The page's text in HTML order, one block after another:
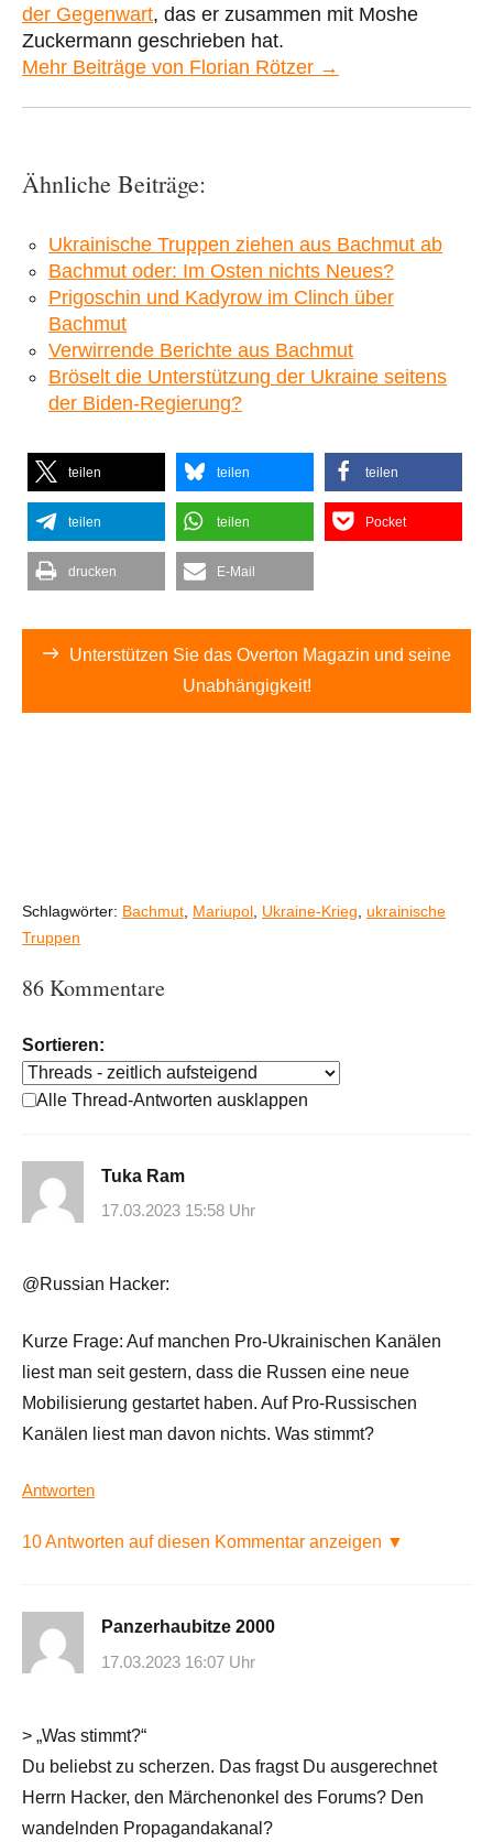
der Gegenwart, das er zusammen mit Moshe
Zuckermann geschrieben hat.
Mehr Beiträge von Florian Rötzer →
Ähnliche Beiträge:
Ukrainische Truppen ziehen aus Bachmut ab
Bachmut oder: Im Osten nichts Neues?
Prigoschin und Kadyrow im Clinch über
Bachmut
Verwirrende Berichte aus Bachmut
Bröselt die Unterstützung der Ukraine seitens
der Biden-Regierung?
teilen teilen teilen
teilen teilen Pocket
drucken E-Mail
Unterstützen Sie das Overton Magazin und seine
Unabhängigkeit!
Schlagwörter: Bachmut Mariupol Ukraine-Krieg ukrainische
Truppen
86 Kommentare
Sortieren:
Alle Thread-Antworten ausklappen
Tuka Ram
17.03.2023 15:58 Uhr
@Russian Hacker:
Kurze Frage: Auf manchen Pro-Ukrainischen Kanälen
liest man seit gestern, dass die Russen eine neue
Mobilisierung gestartet haben. Auf Pro-Russischen
Kanälen liest man davon nichts. Was stimmt?
Antworten
10 Antworten auf diesen Kommentar anzeigen ▼
Panzerhaubitze 2000
17.03.2023 16:07 Uhr
> „Was stimmt?“
Du beliebst zu scherzen. Das fragst Du ausgerechnet
Herrn Hacker, den Märchenonkel des Forums? Den
wandelnden Propagandakanal?